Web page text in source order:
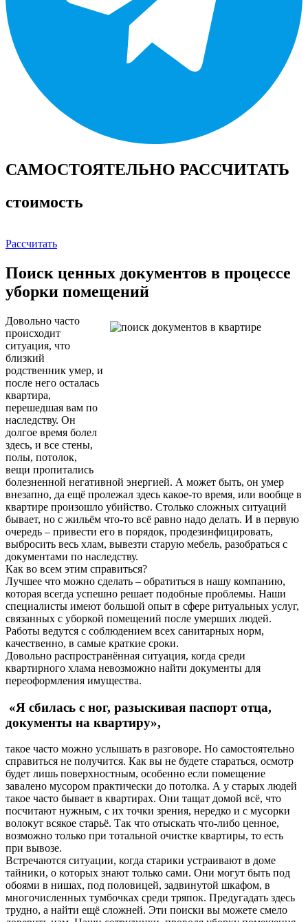
САМОСТОЯТЕЛЬНО РАССЧИТАТЬ
стоимость
Рассчитать
Поиск ценных документов в процессе
уборки помещений
Довольно часто
происходит
ситуация, что
близкий
родственник умер, и
после него осталась
квартира,
перешедшая вам по
наследству. Он
долгое время болел
здесь, и все стены,
полы, потолок,
вещи пропитались
болезненной негативной энергией. А может быть, он умер
внезапно, да ещё пролежал здесь какое-то время, или вообще в
квартире произошло убийство. Столько сложных ситуаций
бывает, но с жильём что-то всё равно надо делать. И в первую
очередь – привести его в порядок, продезинфицировать,
выбросить весь хлам, вывезти старую мебель, разобраться с
документами по наследству.
Как во всем этим справиться?
Лучшее что можно сделать – обратиться в нашу компанию,
которая всегда успешно решает подобные проблемы. Наши
специалисты имеют большой опыт в сфере ритуальных услуг,
связанных с уборкой помещений после умерших людей.
Работы ведутся с соблюдением всех санитарных норм,
качественно, в самые краткие сроки.
Довольно распространённая ситуация, когда среди
квартирного хлама невозможно найти документы для
переоформления имущества.
«Я сбилась с ног, разыскивая паспорт отца,
документы на квартиру»,
такое часто можно услышать в разговоре. Но самостоятельно
справиться не получится. Как вы не будете стараться, осмотр
будет лишь поверхностным, особенно если помещение
завалено мусором практически до потолка. А у старых людей
такое часто бывает в квартирах. Они тащат домой всё, что
посчитают нужным, с их точки зрения, нередко и с мусорки
волокут всякое старьё. Так что отыскать что-либо ценное,
возможно только при тотальной очистке квартиры, то есть
при вывозе.
Встречаются ситуации, когда старики устраивают в доме
тайники, о которых знают только сами. Они могут быть под
обоями в нишах, под половицей, задвинутой шкафом, в
многочисленных тумбочках среди тряпок. Предугадать здесь
трудно, а найти ещё сложней. Эти поиски вы можете смело